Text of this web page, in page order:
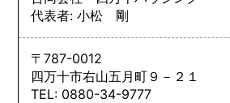
代表者: 小松 剛
〒787-0012
四万十市右山五月町９－２１
TEL: 0880-34-9777